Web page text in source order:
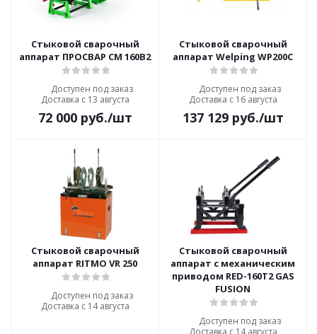
Стыковой сварочный
аппарат ПРОСВАР СМ 160В2
Доступен под заказ
Доставка с 13 августа
72 000руб./шт
Стыковой сварочный
аппарат Welping WP200C
Доступен под заказ
Доставка с 16 августа
137 129руб./шт
Стыковой сварочный
аппарат RITMO VR 250
Доступен под заказ
Доставка с 14 августа
Стыковой сварочный
аппарат с механическим
приводом RED-160T2 GAS
FUSION
Доступен под заказ
Доставка с 14 августа